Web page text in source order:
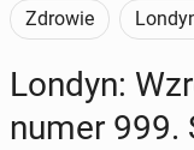
Zdrowie
Londyn:
numer 999.